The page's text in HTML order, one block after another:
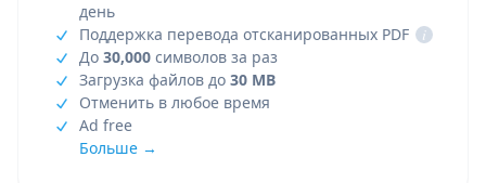
день
Поддержка перевода отсканированных PDF
i
До 30,000 символов за раз
Загрузка файлов до 30 MB
Отменить в любое время
Ad free
Больше →